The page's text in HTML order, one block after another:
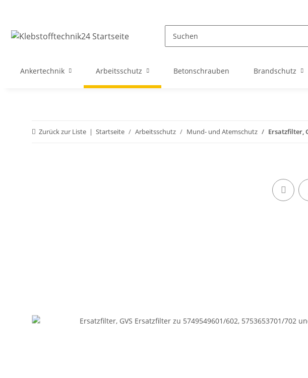
Ankertechnik Arbeitsschutz Betonschrauben Brandschutz
Zurück zur Liste Startseite Arbeitsschutz Mund- und Atemschutz Ersatzfilter,